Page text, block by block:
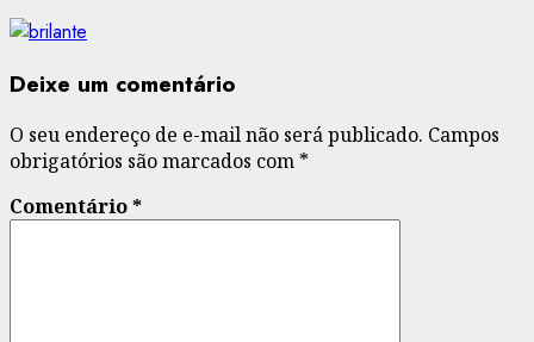
Deixe um comentário
O seu endereço de e-mail não será publicado. Campos
obrigatórios são marcados com *
Comentário*